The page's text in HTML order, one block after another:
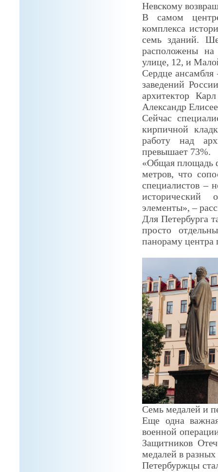
Невскому
В самом центре
комплекса
семь зданий.
расположены
улице, 12, и
Сердце
заведений
архитектор
Александр
Сейчас
кирпичной
работу над
превышает 73%.
«Общая площадь
метров, что
специалистов –
исторический
элементы», –
Для Петербурга
просто
панораму центра
Семь медалей и
Еще одна
военной
Защитников
медалей в
Петербуржцы